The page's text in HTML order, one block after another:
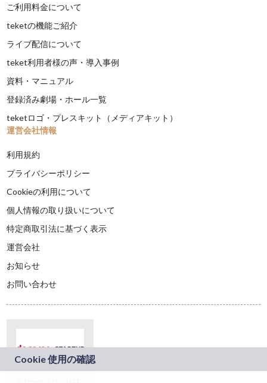
ご利用料金について
teketの機能ご紹介
ライブ配信について
teket利用者様の声・導入事例
資料・マニュアル
登録済み劇場・ホール一覧
teketロゴ・プレスキット（メディアキット）
運営会社情報
利用規約
プライバシーポリシー
Cookieの利用について
個人情報の取り扱いについて
特定商取引法に基づく表示
運営会社
お知らせ
お問い合わせ